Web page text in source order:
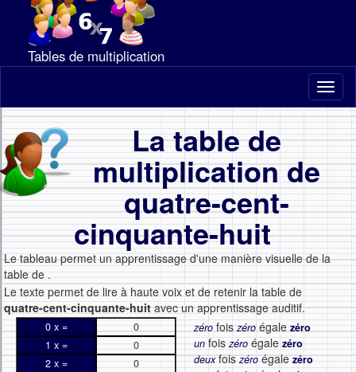
Tables de multiplication
La table de
multiplication de
quatre-cent-
cinquante-huit
Le tableau permet un apprentissage d'une manière visuelle de la
table de .
Le texte permet de lire à haute voix et de retenir la table de
quatre-cent-cinquante-huitavec un apprentissage auditif.
0 x =
0
1 x =
0
2 x =
0
zérofoiszéroégalezéro
un foiszéro égale zéro
deuxfoiszéroégalezéro